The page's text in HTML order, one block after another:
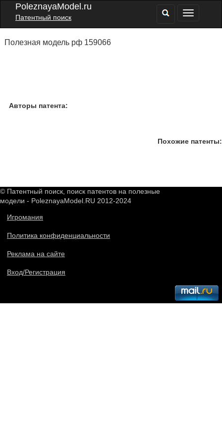
PoleznayaModel.ru
Патентный поиск
Полезная модель рф 159066
Авторы патента:
Похожие патенты:
© Патентный поиск, поиск патентов на полезные
модели - PoleznayaModel.RU 2012-2024
Игромания
Политика конфиденциальности
Реклама на сайте
Вход/Регистрация